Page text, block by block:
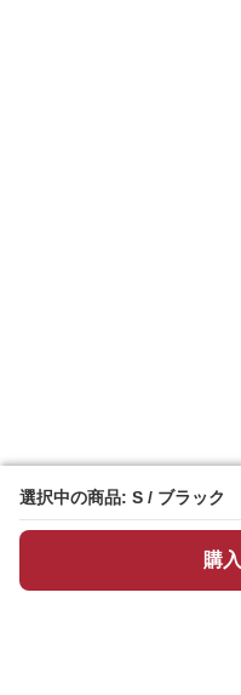
選択中の商品: S / ブラック
購
選択中の商品: S / ブラック
購